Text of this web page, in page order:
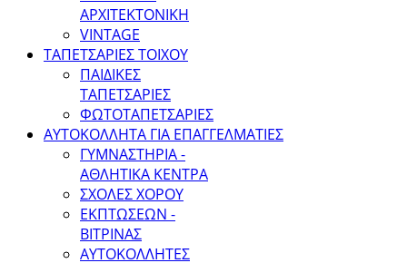
ΑΡΧΙΤΕΚΤΟΝΙΚΗ
VINTAGE
ΤΑΠΕΤΣΑΡΙΕΣ ΤΟΙΧΟΥ
ΠΑΙΔΙΚΕΣ
ΤΑΠΕΤΣΑΡΙΕΣ
ΦΩΤΟΤΑΠΕΤΣΑΡΙΕΣ
ΑΥΤΟΚΟΛΛΗΤΑ ΓΙΑ ΕΠΑΓΓΕΛΜΑΤΙΕΣ
ΓΥΜΝΑΣΤΗΡΙΑ -
ΑΘΛΗΤΙΚΑ ΚΕΝΤΡΑ
ΣΧΟΛΕΣ ΧΟΡΟΥ
ΕΚΠΤΩΣΕΩΝ -
ΒΙΤΡΙΝΑΣ
ΑΥΤΟΚΟΛΛΗΤΕΣ